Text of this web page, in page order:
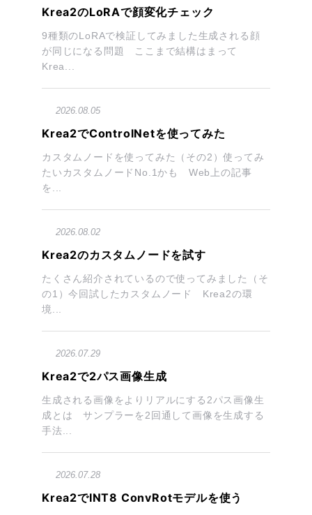
Krea2のLoRAで顔変化チェック
9種類のLoRAで検証してみました生成される顔
が同じになる問題 ここまで結構はまって
Krea...
2026.08.05
Krea2でControlNetを使ってみた
カスタムノードを使ってみた（その2）使ってみ
たいカスタムノードNo.1かも Web上の記事
を...
2026.08.02
Krea2のカスタムノードを試す
たくさん紹介されているので使ってみました（そ
の1）今回試したカスタムノード Krea2の環
境...
2026.07.29
Krea2で2パス画像生成
生成される画像をよりリアルにする2パス画像生
成とは サンプラーを2回通して画像を生成する
手法...
2026.07.28
Krea2でINT8 ConvRotモデルを使う